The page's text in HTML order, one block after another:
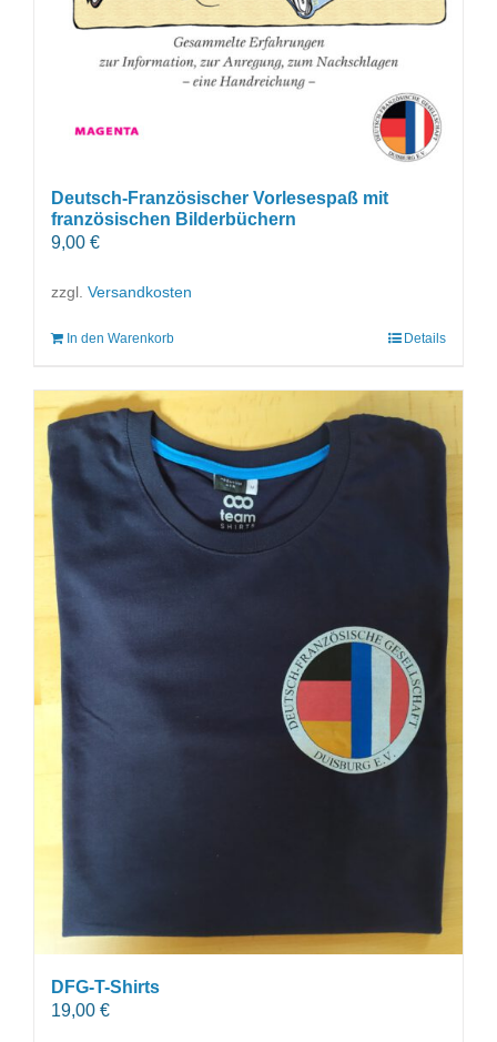
Deutsch-Französischer Vorlesespaß mit
französischen Bilderbüchern
9,00 €
zzgl. Versandkosten
In den Warenkorb Details
DFG-T-Shirts
19,00 €